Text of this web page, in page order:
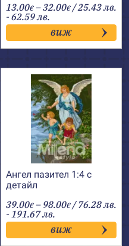
13.00€ –32.00€Price
range:
13.00€
through
32.00€
/ 25.43 лв.
- 62.59 лв.
виж
Ангел пазител 1:4 с
детайл
39.00€ – 98.00€Price
range:
39.00€
through
98.00€
/ 76.28 лв.
- 191.67 лв.
виж